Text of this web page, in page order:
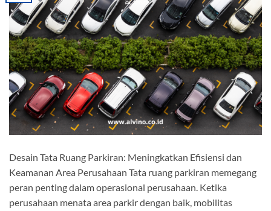
Desain Tata Ruang Parkiran: Meningkatkan Efisiensi dan
Keamanan Area Perusahaan Tata ruang parkiran memegang
peran penting dalam operasional perusahaan. Ketika
perusahaan menata area parkir dengan baik, mobilitas